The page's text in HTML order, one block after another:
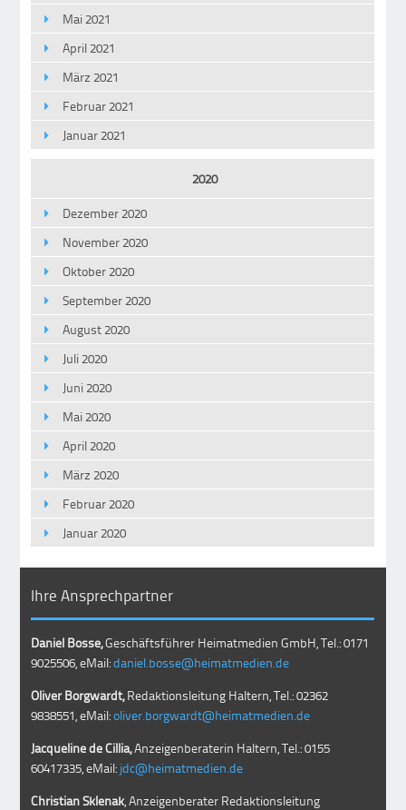
Mai 2021
April 2021
März 2021
Februar 2021
Januar 2021
2020
Dezember 2020
November 2020
Oktober 2020
September 2020
August 2020
Juli 2020
Juni 2020
Mai 2020
April 2020
März 2020
Februar 2020
Januar 2020
Ihre Ansprechpartner
Daniel Bosse,Geschäftsführer Heimatmedien GmbH, Tel.: 0171
9025506, eMail:daniel.bosse@heimatmedien.de
Oliver Borgwardt,Redaktionsleitung Haltern, Tel.: 02362
9838551, eMail:oliver.borgwardt@heimatmedien.de
Jacqueline de Cillia,Anzeigenberaterin Haltern, Tel.: 0155
60417335, eMail: jdc@heimatmedien.de
Christian Sklenak, Anzeigenberater Redaktionsleitung